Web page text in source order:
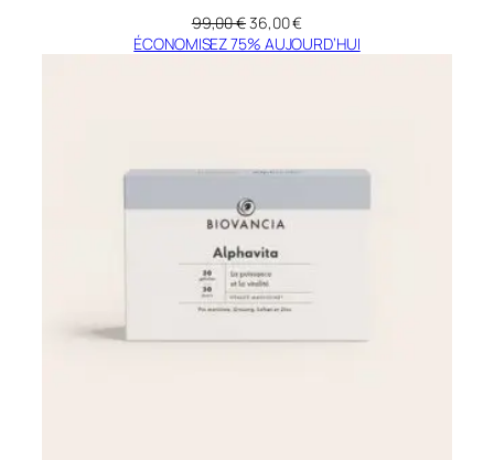
99,00€Le
prix
36,00€Le
prix
ÉCONOMISEZ 75% AUJOURD’HUI